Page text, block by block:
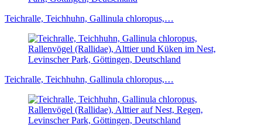
Teichralle, Teichhuhn, Gallinula chloropus,…
Teichralle, Teichhuhn, Gallinula chloropus,…